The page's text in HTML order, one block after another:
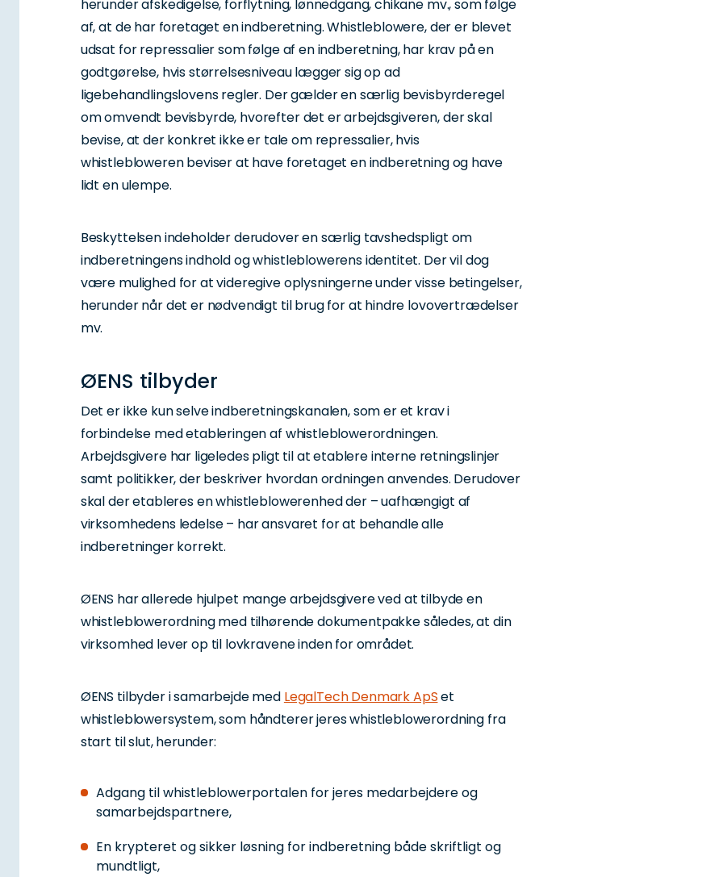
herunder afskedigelse, forflytning, lønnedgang, chikane mv., som følge
af, at de har foretaget en indberetning. Whistleblowere, der er blevet
udsat for repressalier som følge af en indberetning, har krav på en
godtgørelse, hvis størrelsesniveau lægger sig op ad
ligebehandlingslovens regler. Der gælder en særlig bevisbyrderegel
om omvendt bevisbyrde, hvorefter det er arbejdsgiveren, der skal
bevise, at der konkret ikke er tale om repressalier, hvis
whistlebloweren beviser at have foretaget en indberetning og have
lidt en ulempe.
Beskyttelsen indeholder derudover en særlig tavshedspligt om
indberetningens indhold og whistleblowerens identitet. Der vil dog
være mulighed for at videregive oplysningerne under visse betingelser,
herunder når det er nødvendigt til brug for at hindre lovovertrædelser
mv.
ØENS tilbyder
Det er ikke kun selve indberetningskanalen, som er et krav i
forbindelse med etableringen af whistleblowerordningen.
Arbejdsgivere har ligeledes pligt til at etablere interne retningslinjer
samt politikker, der beskriver hvordan ordningen anvendes. Derudover
skal der etableres en whistleblowerenhed der – uafhængigt af
virksomhedens ledelse – har ansvaret for at behandle alle
indberetninger korrekt.
ØENS har allerede hjulpet mange arbejdsgivere ved at tilbyde en
whistleblowerordning med tilhørende dokumentpakke således, at din
virksomhed lever op til lovkravene inden for området.
ØENS tilbyder i samarbejde med LegalTech Denmark ApSet
whistleblowersystem, som håndterer jeres whistleblowerordning fra
start til slut, herunder:
Adgang til whistleblowerportalen for jeres medarbejdere og
samarbejdspartnere,
En krypteret og sikker løsning for indberetning både skriftligt og
mundtligt,